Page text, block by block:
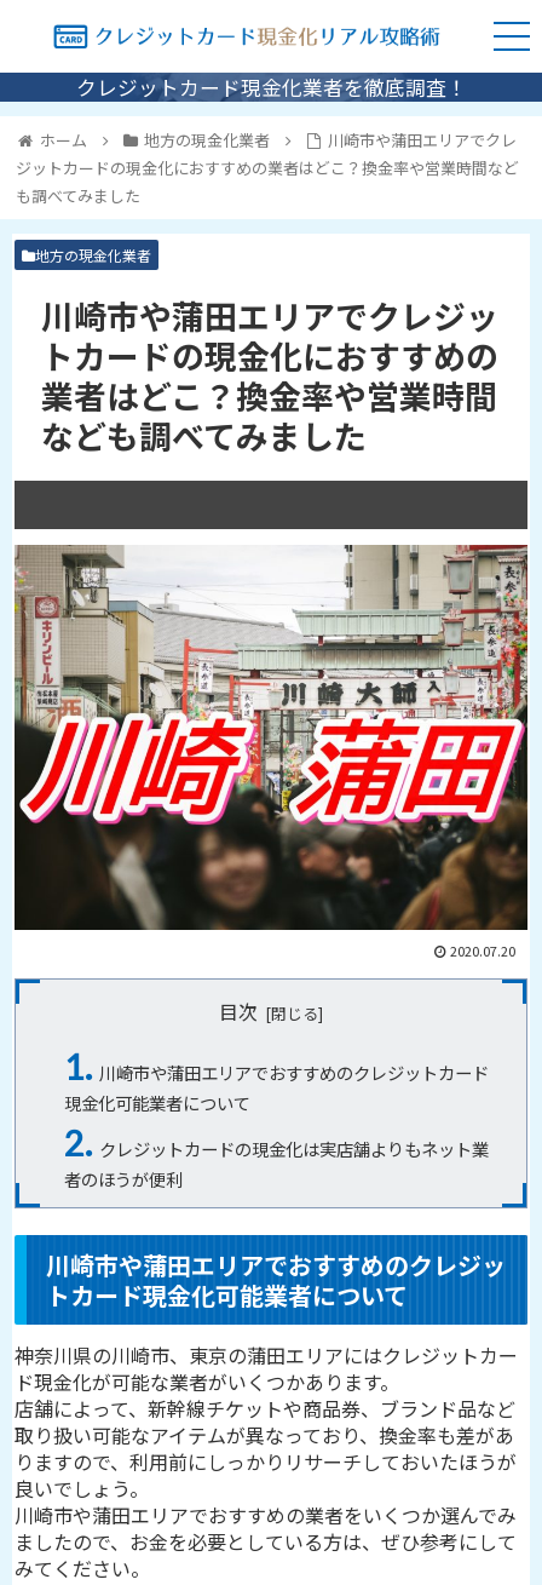
クレジットカード現金化業者を徹底調査！
ホーム 地方の現金化業者
川崎市や蒲田エリアでクレ
ジットカードの現金化におすすめの業者はどこ？換金率や営業時間など
も調べてみました
地方の現金化業者
川崎市や蒲田エリアでクレジッ
トカードの現金化におすすめの
業者はどこ？換金率や営業時間
なども調べてみました
2020.07.20
目次
川崎市や蒲田エリアでおすすめのクレジットカード
現金化可能業者について
クレジットカードの現金化は実店舗よりもネット業
者のほうが便利
川崎市や蒲田エリアでおすすめのクレジッ
トカード現金化可能業者について
神奈川県の川崎市、東京の蒲田エリアにはクレジットカー
ド現金化が可能な業者がいくつかあります。
店舗によって、新幹線チケットや商品券、ブランド品など
取り扱い可能なアイテムが異なっており、換金率も差があ
りますので、利用前にしっかりリサーチしておいたほうが
良いでしょう。
川崎市や蒲田エリアでおすすめの業者をいくつか選んでみ
ましたので、お金を必要としている方は、ぜひ参考にして
みてください。